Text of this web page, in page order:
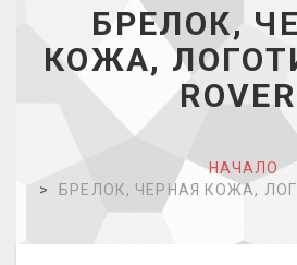
БРЕЛОК,
КОЖА,
НАЧАЛО
БРЕЛОК, ЧЕРНАЯ КОЖА,